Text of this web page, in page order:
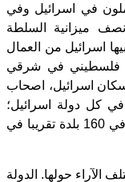
في اسرائيل وفي
نصف ميزانية السلطة
اسرائيل من العمال
في اسرائيل، تقريبا 300,000 فلسطيني في شرقي
اسرائيل، اصحاب
كل دولة اسرائيل؛
اكثر من 400 الف يهودي اسرائيلي يسكنون في 160 بلدة تقريبا في
الآراء حولها. الدولة